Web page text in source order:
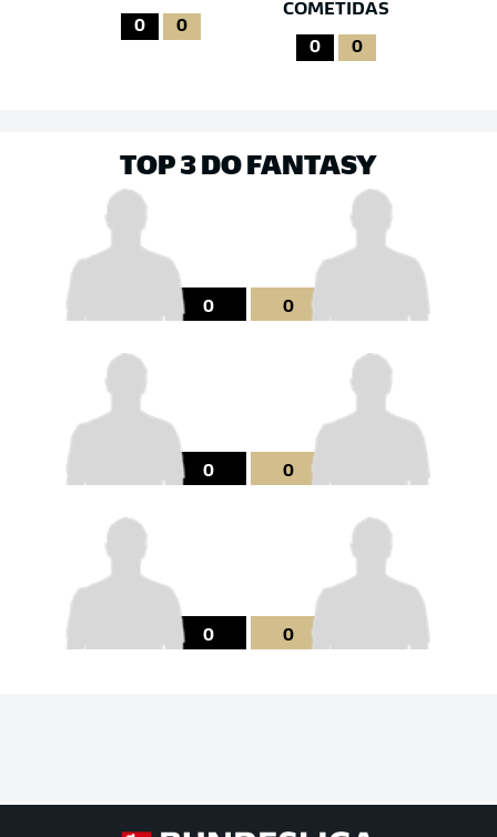
0 0
COMETIDAS
0 0
TOP 3 DO FANTASY
0 0
0 0
0 0